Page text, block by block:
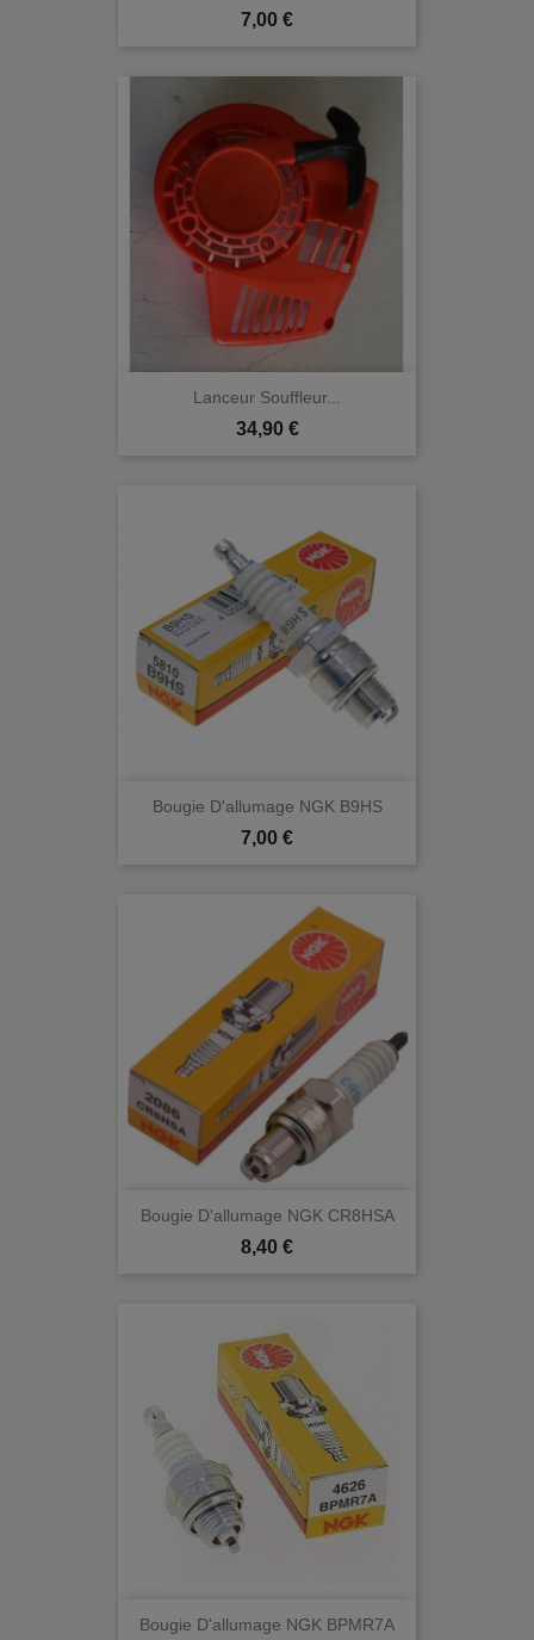
Prix
7,00 €
Lanceur Souffleur...
Prix
34,90 €
Bougie D'allumage NGK B9HS
Prix
7,00 €
Bougie D'allumage NGK CR8HSA
Prix
8,40 €
Bougie D'allumage NGK BPMR7A